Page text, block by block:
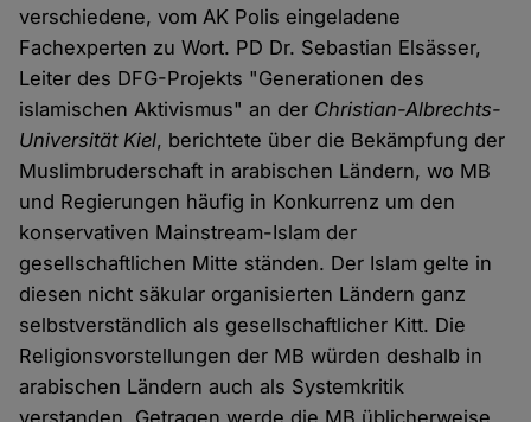
verschiedene, vom AK Polis eingeladene
Fachexperten zu Wort. PD Dr. Sebastian Elsässer,
Leiter des DFG-Projekts "Generationen des
islamischen Aktivismus" an der Christian-Albrechts-
Universität Kiel, berichtete über die Bekämpfung der
Muslimbruderschaft in arabischen Ländern, wo MB
und Regierungen häufig in Konkurrenz um den
konservativen Mainstream-Islam der
gesellschaftlichen Mitte ständen. Der Islam gelte in
diesen nicht säkular organisierten Ländern ganz
selbstverständlich als gesellschaftlicher Kitt. Die
Religionsvorstellungen der MB würden deshalb in
arabischen Ländern auch als Systemkritik